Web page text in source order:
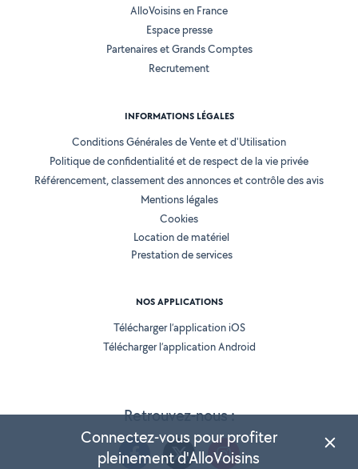
Retrouvez-nous :
AlloVoisins en France
Espace presse
Partenaires et Grands Comptes
Recrutement
INFORMATIONS LÉGALES
Conditions Générales de Vente et d'Utilisation
Politique de confidentialité et de respect de la vie privée
Référencement, classement des annonces et contrôle des avis
Mentions légales
Cookies
Location de matériel
Prestation de services
NOS APPLICATIONS
Télécharger l’application iOS
Télécharger l’application Android
Connectez-vous pour profiter
pleinement d'AlloVoisins